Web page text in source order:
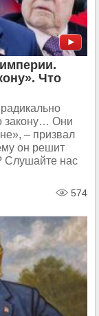
Что
закону… Они
– призвал
он решит
Слушайте нас
574